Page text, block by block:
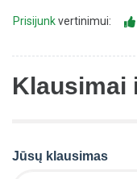
Prisijunkvertinimui:
Klausimai
Jūsų klausimas